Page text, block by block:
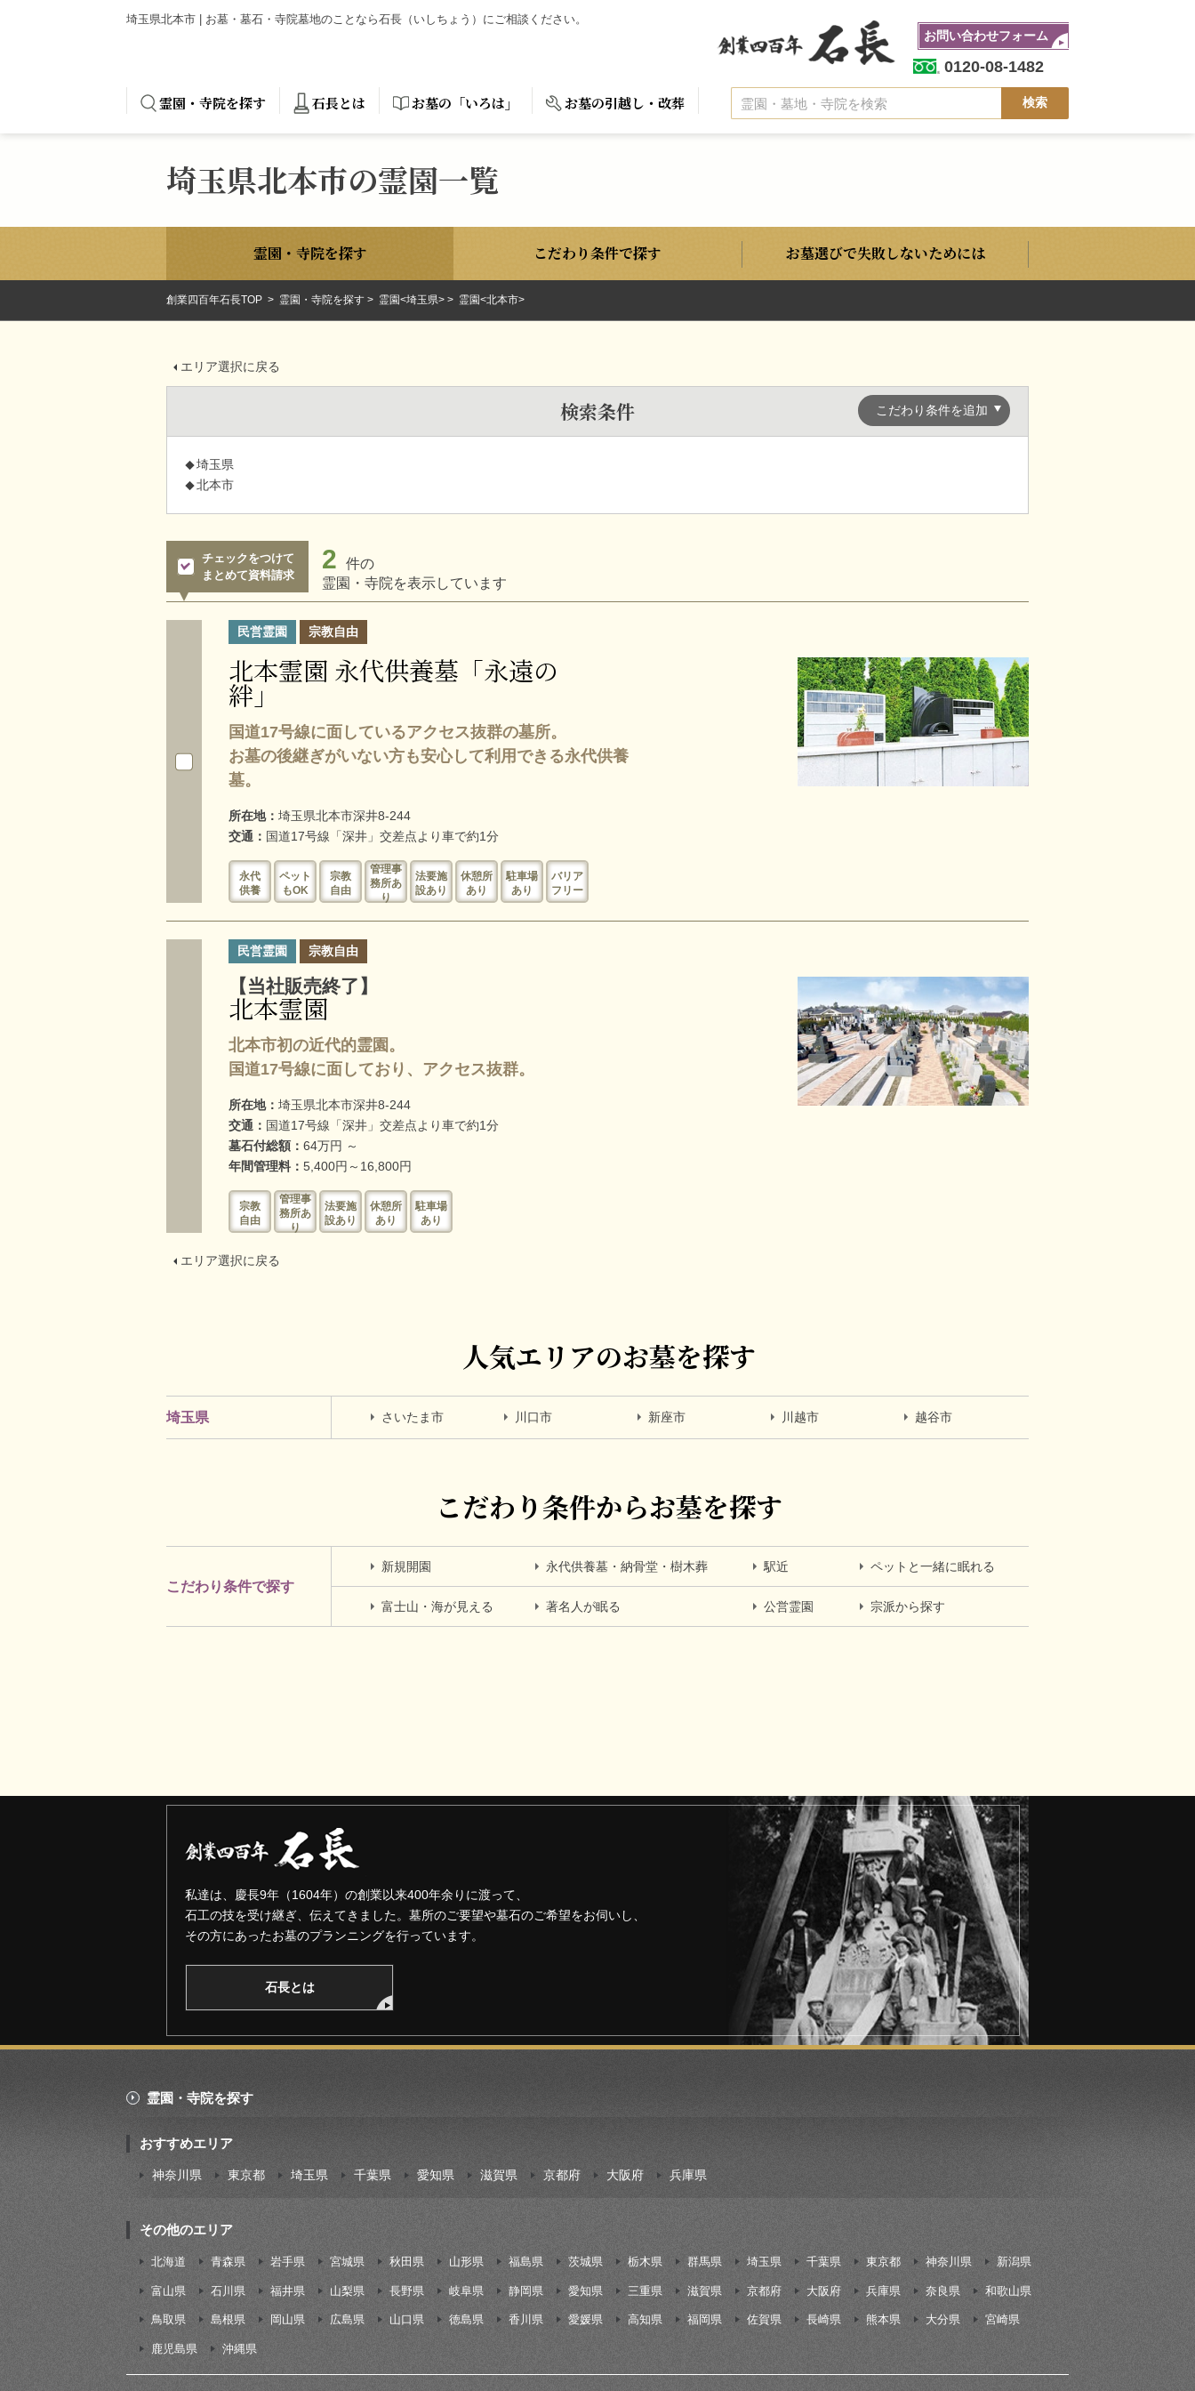
埼玉県北本市 | お墓・墓石・寺院墓地のことなら石長（いしちょう）にご相談ください。
霊園・寺院を探す 石長とは お墓の「いろは」 お墓の引越し・改葬
お問い合わせフォーム
0120-08-1482
埼玉県北本市の霊園一覧
霊園・寺院を探す こだわり条件で探す お墓選びで失敗しないためには
創業四百年石長TOP 霊園・寺院を探す 霊園<埼玉県> 霊園<北本市>
エリア選択に戻る
こだわり条件を追加
検索条件
埼玉県
北本市
2
件の
霊園・寺院を表示しています
チェックをつけて
まとめて資料請求
民営霊園 宗教自由
北本霊園 永代供養墓「永遠の
絆」
国道17号線に面しているアクセス抜群の墓所。
お墓の後継ぎがいない方も安心して利用できる永代供養
墓。
所在地： 埼玉県北本市深井8-244
交通： 国道17号線「深井」交差点より車で約1分
永代
供養
ペット
もOK
宗教
自由
管理事
務所あ
り
法要施
設あり
休憩所
あり
駐車場
あり
バリア
フリー
民営霊園 宗教自由
【当社販売終了】
北本霊園
北本市初の近代的霊園。
国道17号線に面しており、アクセス抜群。
所在地： 埼玉県北本市深井8-244
交通： 国道17号線「深井」交差点より車で約1分
墓石付総額： 64万円 ～
年間管理料： 5,400円～16,800円
宗教
自由
管理事
務所あ
り
法要施
設あり
休憩所
あり
駐車場
あり
エリア選択に戻る
人気エリアのお墓を探す
埼玉県 さいたま市 川口市 新座市 川越市 越谷市
こだわり条件からお墓を探す
こだわり条件で探す
新規開園 永代供養墓・納骨堂・樹木葬 駅近 ペットと一緒に眠れる
富士山・海が見える 著名人が眠る 公営霊園 宗派から探す
私達は、慶長9年（1604年）の創業以来400年余りに渡って、
石工の技を受け継ぎ、伝えてきました。墓所のご要望や墓石のご希望をお伺いし、
その方にあったお墓のプランニングを行っています。
石長とは
霊園・寺院を探す
おすすめエリア
神奈川県 東京都 埼玉県 千葉県 愛知県 滋賀県 京都府 大阪府 兵庫県
その他のエリア
北海道 青森県 岩手県 宮城県 秋田県 山形県 福島県 茨城県 栃木県 群馬県 埼玉県 千葉県 東京都 神奈川県 新潟県
富山県 石川県 福井県 山梨県 長野県 岐阜県 静岡県 愛知県 三重県 滋賀県 京都府 大阪府 兵庫県 奈良県 和歌山県
鳥取県 島根県 岡山県 広島県 山口県 徳島県 香川県 愛媛県 高知県 福岡県 佐賀県 長崎県 熊本県 大分県 宮崎県
鹿児島県 沖縄県